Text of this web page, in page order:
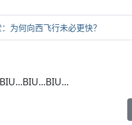
为何向西飞行未必更快？